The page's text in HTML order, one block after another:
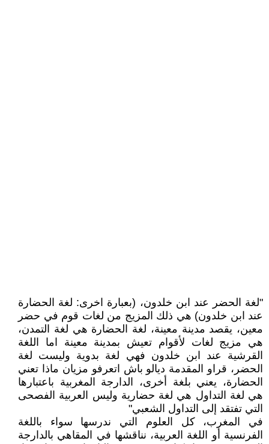
"لغة الحضر عند ابن خلدون، (بعبارة اخرى: لغة الحضارة
عند ابن خلدون) هي ذلك المزيج من لغات قوم في حضر
معين، يقصد مدينة معينة، لغة الحضارة هي لغة التمدن،
هي مزيج لغات لأقوام تعيش بمدينة معينة اما اللغة
القرشية عند ابن خلدون فهي لغة بدوية وليست لغة
الحضر، قراو المقدمة ديالو باش اتعرفو مزيان ماذا تعني
الحضارة، يعني بلغة أخرى، الدارجة المغربية باعتبارها
هي لغة التداول هي لغة حضارية وليس العربية الفصحى
التي تفتقد إلى التداول الشعبي"
في المغرب، كل العلوم التي ندرسها سواء باللغة
الفرنسية أو اللغة العربية، نناقشها في المقاهي بالدارجة